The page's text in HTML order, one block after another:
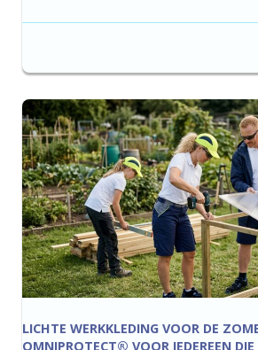
LICHTE WERKKLEDING VOOR DE
OMNIPROTECT® VOOR IEDEREEN